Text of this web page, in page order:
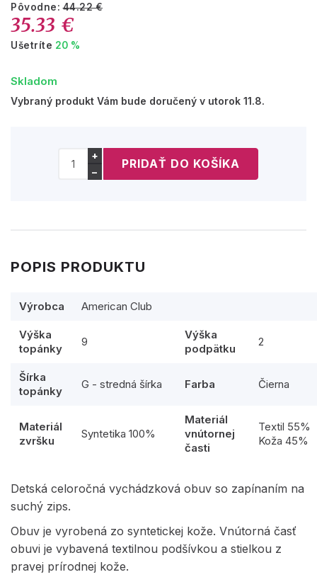
Pôvodne:44.22 €
35.33 €
Ušetríte 20 %
Skladom
Vybraný produkt Vám bude doručený v utorok 11.8.
+
−
POPIS PRODUKTU
Výrobca American Club
Výška
topánky
9
Výška
podpätku
2
Šírka
topánky
G - stredná šírka Farba Čierna
Materiál
zvršku
Syntetika 100%
Materiál
vnútornej
časti
Textil 55%
Koža 45%
Detská celoročná vychádzková obuv so zapínaním na
suchý zips.
Obuv je vyrobená zo syntetickej kože. Vnútorná časť
obuvi je vybavená textilnou podšívkou a stielkou z
pravej prírodnej kože.